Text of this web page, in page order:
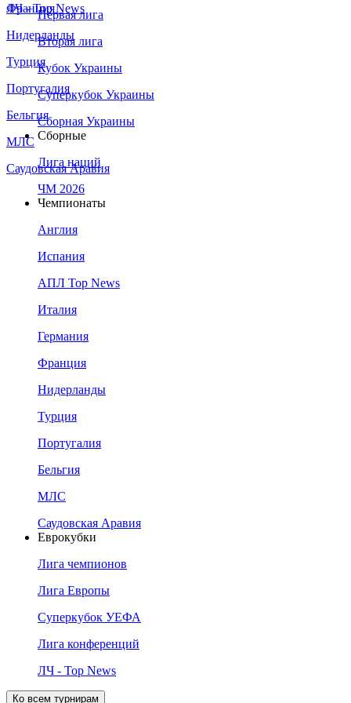
Франция
Нидерланды
Турция
Португалия
Бельгия
МЛС
Саудовская Аравия
ЛЧ - Top News
Первая лига
Вторая лига
Кубок Украины
Суперкубок Украины
Сборная Украины
Сборные
Лига наций
ЧМ 2026
Чемпионаты
Англия
Испания
АПЛ Top News
Италия
Германия
Франция
Нидерланды
Турция
Португалия
Бельгия
МЛС
Саудовская Аравия
Еврокубки
Лига чемпионов
Лига Европы
Суперкубок УЕФА
Лига конференций
ЛЧ - Top News
Ко всем турнирам